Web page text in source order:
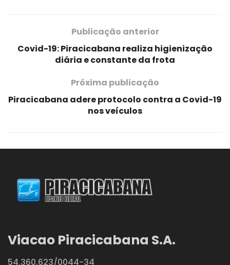
Publicação anterior
Covid-19: Piracicabana realiza higienização
diária e constante da frota
Próxima publicação
Piracicabana adere protocolo contra a Covid-19
nos veículos
Viacao Piracicabana S.A.
54.360.623/0044-34